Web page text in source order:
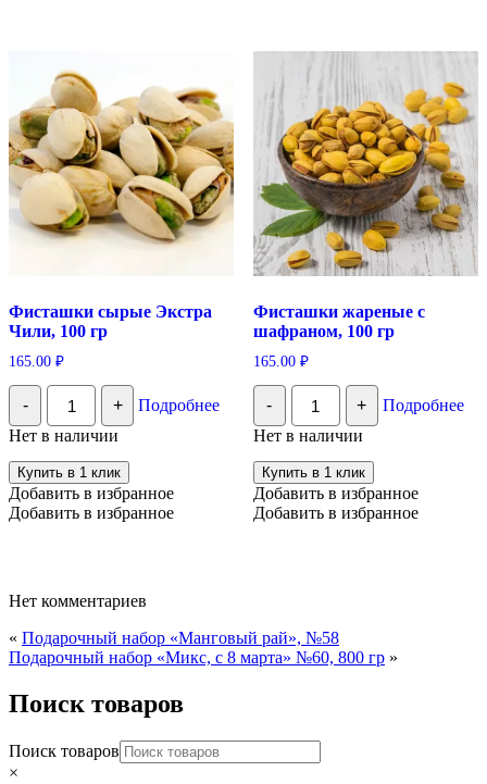
товара.
Фисташки сырые Экстра
Чили, 100 гр
165.00 ₽
-
Количество
Фисташки
сырые
Экстра
Чили,
100
гр
+
Подробнее
Нет в наличии
Купить в 1 клик
Добавить в избранное
Добавить в избранное
Фисташки жареные с
шафраном, 100 гр
165.00 ₽
-
Количество
Фисташки
жареные
с
шафраном,
100
гр
+
Подробнее
Нет в наличии
Купить в 1 клик
Добавить в избранное
Добавить в избранное
Нет комментариев
« Подарочный набор «Манговый рай», №58
Подарочный набор «Микс, с 8 марта» №60, 800 гр »
Поиск товаров
Поиск товаров
×